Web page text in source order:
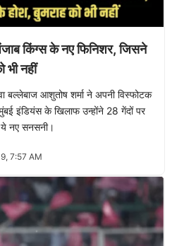
किंग्स के नए फिनिशर, जिसने
भी नहीं
आशुतोष शर्मा ने अपनी विस्फोटक
इंडियंस के खिलाफ उन्होंने 28 गेंदों पर
ये नए सनसनी।
7:57 AM